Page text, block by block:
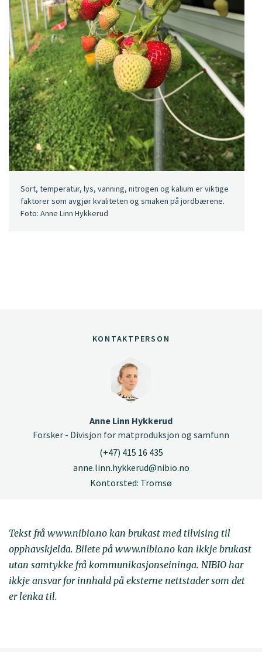
Sort, temperatur, lys, vanning, nitrogen og kalium er viktige
faktorer som avgjør kvaliteten og smaken på jordbærene.
Foto: Anne Linn Hykkerud
KONTAKTPERSON
Anne Linn Hykkerud
Forsker - Divisjon for matproduksjon og samfunn
(+47) 415 16 435
anne.linn.hykkerud@nibio.no
Kontorsted: Tromsø
Tekst frå www.nibio.no kan brukast med tilvising til
opphavskjelda. Bilete på www.nibio.no kan ikkje brukast
utan samtykke frå kommunikasjonseininga. NIBIO har
ikkje ansvar for innhald på eksterne nettstader som det
er lenka til.